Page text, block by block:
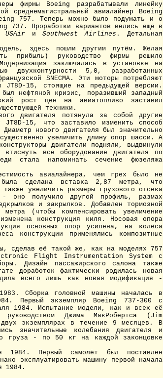
фирмы Boeing разрабатывали линейку
среднемагистральный авиалайнер Boeing
757. Теперь можно было подумать и о
737. Проработки вариантов велись ещё в
USAirиSouthwest Airlines . Детальная
здесь пошли другим путём. Желая
прибыль) руководство фирмы решило
заключалась в установке на
двухконтурности 5,0, разработанных
SNECMA. Эти моторы потребляют
15, стоящие на предыдущей версии.
нефтяной кризис, поразивший западный
рост цен на авиатопливо заставил
техники.
двигателя потянула за собой другие
15, что заставило изменить способ
нового двигателя был значительно
увеличить длину опор шасси. А
двигатели подняли, выдвинули
всё оборудование двигателя по
стала напоминать сечение фюзеляжа
авиалайнера, чем грех было не
была сделана вставка 2,87 метра, что
увеличить размеры грузового отсека
оно получило другой профиль, размах
и закрылков. Добавлен тормозной
(чтобы компенсировать увеличение
конструкция киля. Носовая опора
основных опор усилена, на колёса
конструкции применялись композитные
сделав её такой же, как на моделях 757
Flight Instrumentation System с
Дизайн пассажирского салона также
доработок фактически родилась новая
всего лишь как новая модификация -
Сборка головной машины началась в
Первый экземпляр Boeing 737-300 с
1984. Испытание модели, как и всех её
Джима МакРобертса (Jim
экземплярах в течение 9 месяцев. В
значительные колебания двигателя и
груза - по 50 кг на каждой законцовке
1984. Первый самолёт был поставлен
эксплуатировать машину первой начала
1984.